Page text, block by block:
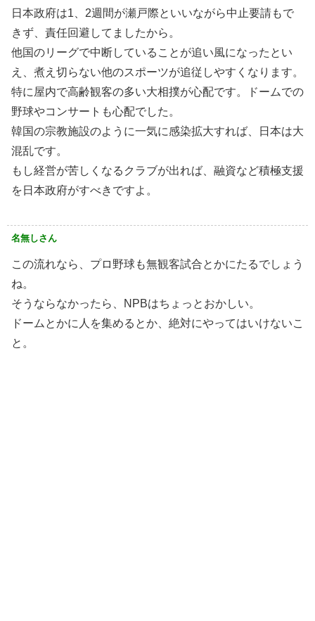
日本政府は1、2週間が瀬戸際といいながら中止要請もで
きず、責任回避してましたから。
他国のリーグで中断していることが追い風になったとい
え、煮え切らない他のスポーツが追従しやすくなります。
特に屋内で高齢観客の多い大相撲が心配です。ドームでの
野球やコンサートも心配でした。
韓国の宗教施設のように一気に感染拡大すれば、日本は大
混乱です。
もし経営が苦しくなるクラブが出れば、融資など積極支援
を日本政府がすべきですよ。
名無しさん
この流れなら、プロ野球も無観客試合とかにたるでしょう
ね。
そうならなかったら、NPBはちょっとおかしい。
ドームとかに人を集めるとか、絶対にやってはいけないこ
と。